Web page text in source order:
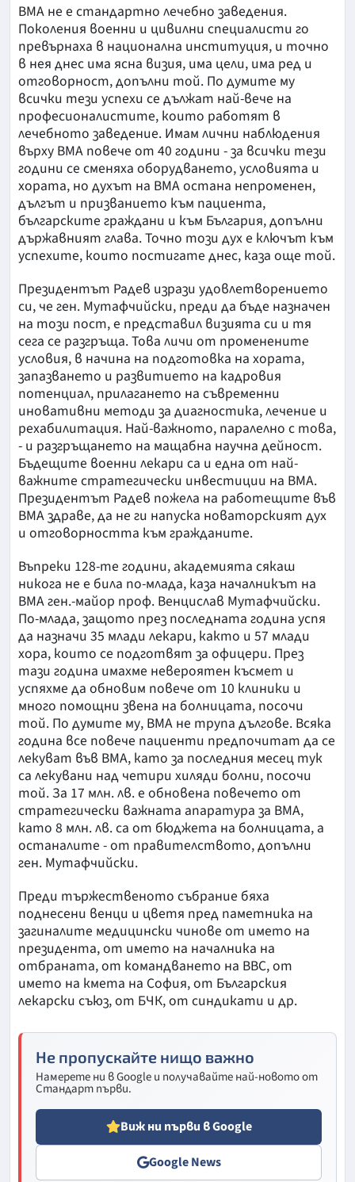
ВМА не е стандартно лечебно заведения.
Поколения военни и цивилни специалисти го
превърнаха в национална институция, и точно
в нея днес има ясна визия, има цели, има ред и
отговорност, допълни той. По думите му
всички тези успехи се дължат най-вече на
професионалистите, които работят в
лечебното заведение. Имам лични наблюдения
върху ВМА повече от 40 години - за всички тези
години се сменяха оборудването, условията и
хората, но духът на ВМА остана непроменен,
дългът и призванието към пациента,
българските граждани и към България, допълни
държавният глава. Точно този дух е ключът към
успехите, които постигате днес, каза още той.
Президентът Радев изрази удовлетворението
си, че ген. Мутафчийски, преди да бъде назначен
на този пост, е представил визията си и тя
сега се разгръща. Това личи от променените
условия, в начина на подготовка на хората,
запазването и развитието на кадровия
потенциал, прилагането на съвременни
иновативни методи за диагностика, лечение и
рехабилитация. Най-важното, паралелно с това,
- и разгръщането на мащабна научна дейност.
Бъдещите военни лекари са и една от най-
важните стратегически инвестиции на ВМА.
Президентът Радев пожела на работещите във
ВМА здраве, да не ги напуска новаторският дух
и отговорността към гражданите.
Въпреки 128-те години, академията сякаш
никога не е била по-млада, каза началникът на
ВМА ген.-майор проф. Венцислав Мутафчийски.
По-млада, защото през последната година успя
да назначи 35 млади лекари, както и 57 млади
хора, които се подготвят за офицери. През
тази година имахме невероятен късмет и
успяхме да обновим повече от 10 клиники и
много помощни звена на болницата, посочи
той. По думите му, ВМА не трупа дългове. Всяка
година все повече пациенти предпочитат да се
лекуват във ВМА, като за последния месец тук
са лекувани над четири хиляди болни, посочи
той. За 17 млн. лв. е обновена повечето от
стратегически важната апаратура за ВМА,
като 8 млн. лв. са от бюджета на болницата, а
останалите - от правителството, допълни
ген. Мутафчийски.
Преди тържественото събрание бяха
поднесени венци и цветя пред паметника на
загиналите медицински чинове от името на
президента, от името на началника на
отбраната, от командването на ВВС, от
името на кмета на София, от Българския
лекарски съюз, от БЧК, от синдикати и др.
Не пропускайте нищо важно
Намерете ни в Google и получавайте най-новото от
Стандарт първи.
Виж ни първи в Google
Google News